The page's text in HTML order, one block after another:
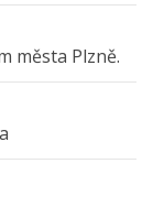
města Plzně.